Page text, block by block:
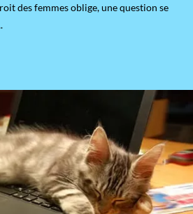
des femmes oblige, une question se